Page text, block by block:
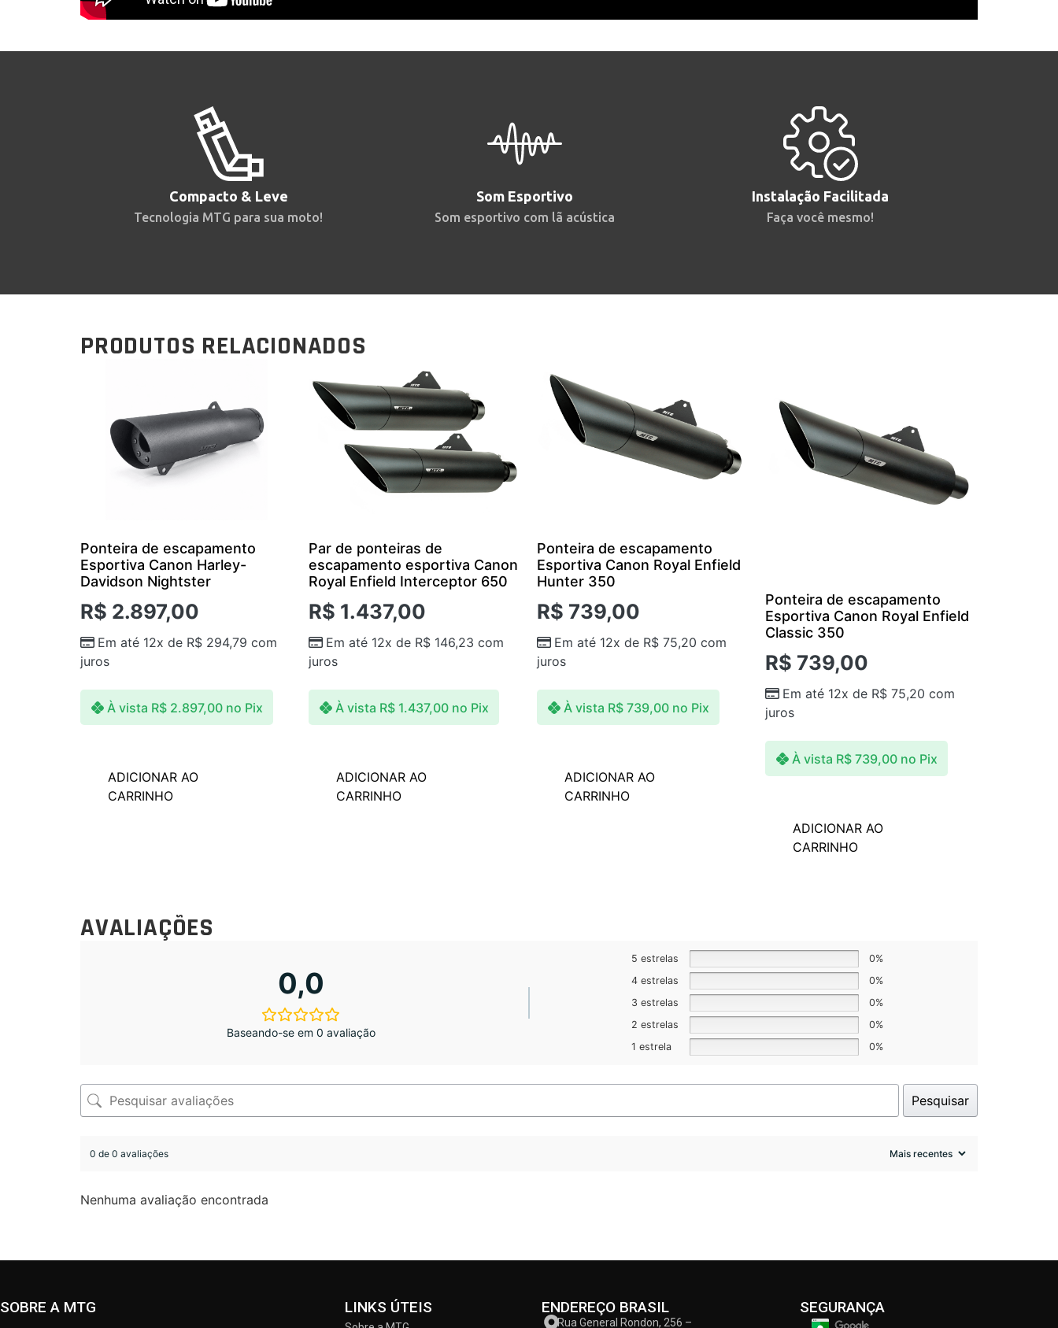
Compacto & Leve
Tecnologia MTG para sua moto!
Som Esportivo
Som esportivo com lã acústica
Instalação Facilitada
Faça você mesmo!
PRODUTOS RELACIONADOS
Ponteira de escapamento
Esportiva Canon Harley-
Davidson Nightster
R$ 2.897,00
Em até 12x de R$ 294,79 com
juros
À vista R$2.897,00 no Pix
ADICIONAR AO
CARRINHO
Par de ponteiras de
escapamento esportiva Canon
Royal Enfield Interceptor 650
R$ 1.437,00
Em até 12x de R$ 146,23 com
juros
À vista R$1.437,00 no Pix
ADICIONAR AO
CARRINHO
Ponteira de escapamento
Esportiva Canon Royal Enfield
Hunter 350
R$ 739,00
Em até 12x de R$ 75,20 com
juros
À vista R$739,00 no Pix
ADICIONAR AO
CARRINHO
Ponteira de escapamento
Esportiva Canon Royal Enfield
Classic 350
R$ 739,00
Em até 12x de R$ 75,20 com
juros
À vista R$739,00 no Pix
ADICIONAR AO
CARRINHO
AVALIAÇÕES
0,0
Baseando-se em 0 avaliação
5 estrelas
0%
4 estrelas
0%
3 estrelas
0%
2 estrelas
0%
1 estrela
0%
Pesquisar
0 de 0 avaliações
Nenhuma avaliação encontrada
SOBRE A MTG LINKS ÚTEIS ENDEREÇO BRASIL
Rua General Rondon, 256 –
SEGURANÇA